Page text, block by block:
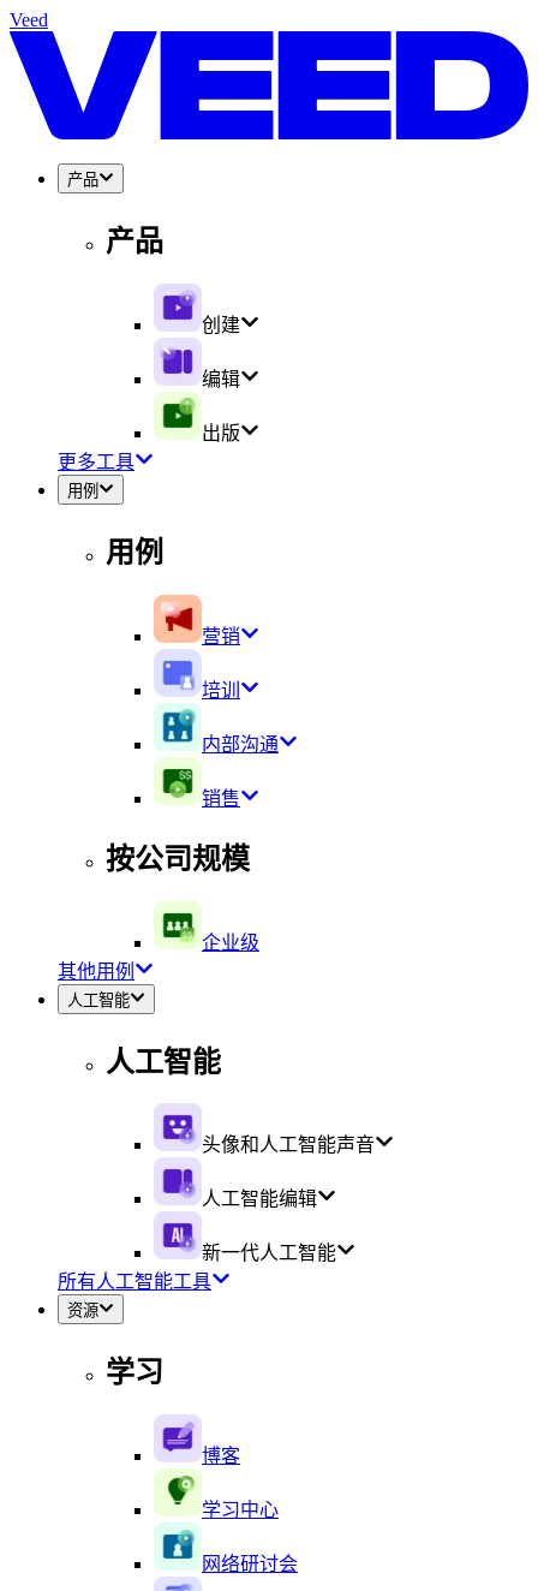
Veed
产品
产品
创建
编辑
出版
更多工具
用例
用例
营销
培训
内部沟通
销售
按公司规模
企业级
其他用例
人工智能
人工智能
头像和人工智能声音
人工智能编辑
新一代人工智能
所有人工智能工具
资源
学习
博客
学习中心
网络研讨会